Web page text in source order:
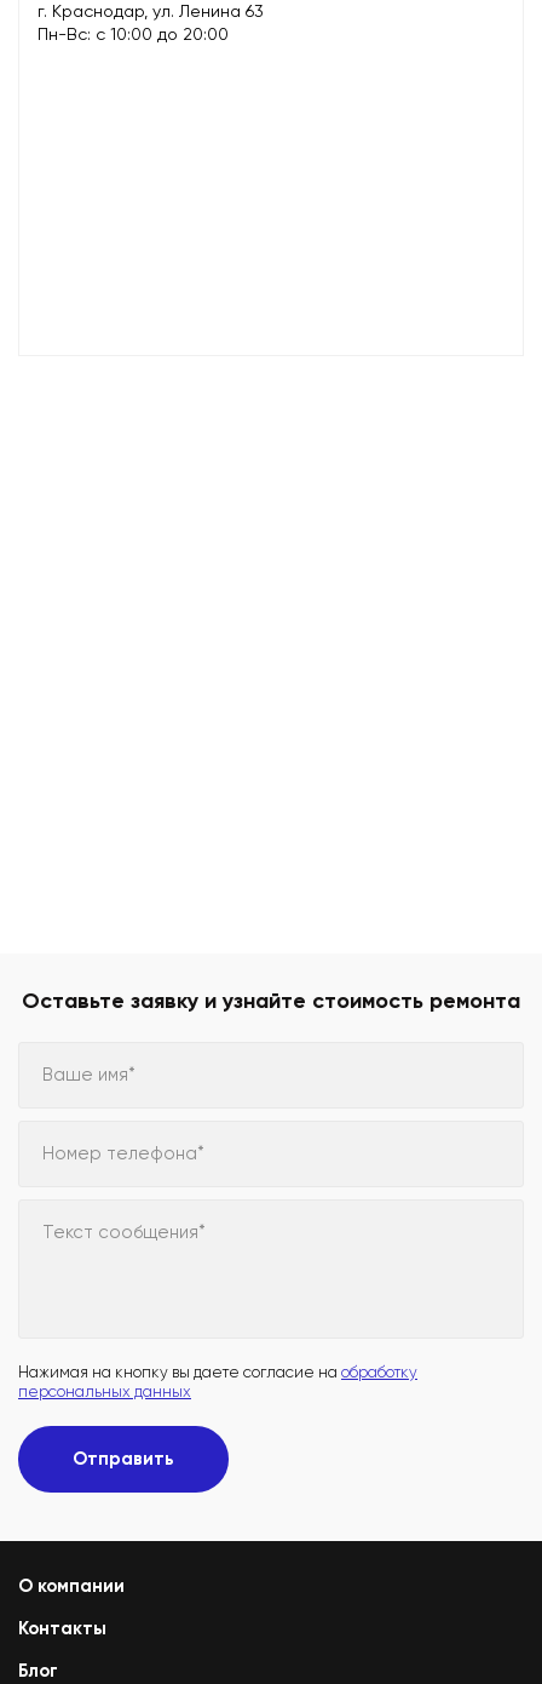
г. Краснодар, ул. Ленина 63
Пн-Вс: с 10:00 до 20:00
Оставьте заявку и узнайте стоимость ремонта
Ваше имя*
Номер телефона*
Текст сообщения*
Нажимая на кнопку вы даете согласие на обработку
персональных данных
Отправить
О компании
Контакты
Блог